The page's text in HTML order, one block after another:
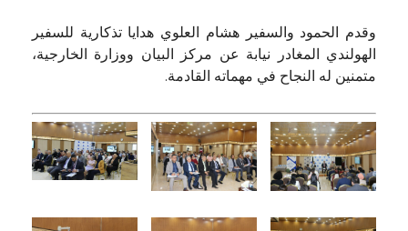
وقدم الحمود والسفير هشام العلوي هدايا تذكارية للسفير
الهولندي المغادر نيابة عن مركز البيان ووزارة الخارجية،
متمنين له النجاح في مهماته القادمة.